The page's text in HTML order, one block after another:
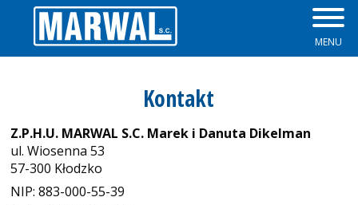
MENU
Kontakt
Z.P.H.U. MARWAL S.C. Marek i Danuta Dikelman
ul. Wiosenna 53
57-300 Kłodzko
NIP: 883-000-55-39
Zapory przeciwpowodziowe
Parapety
Drzwi
Plisy
Rolety Dzień Noc
Rolety rzymskie